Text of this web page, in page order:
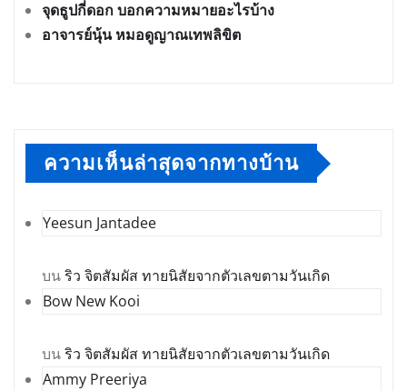
จุดธูปกี่ดอก บอกความหมายอะไรบ้าง
อาจารย์นุ้น หมอดูญาณเทพลิขิต
ความเห็นล่าสุดจากทางบ้าน
Yeesun Jantadee
บนริว จิตสัมผัส ทายนิสัยจากตัวเลขตามวันเกิด
Bow New Kooi
บนริว จิตสัมผัส ทายนิสัยจากตัวเลขตามวันเกิด
Ammy Preeriya